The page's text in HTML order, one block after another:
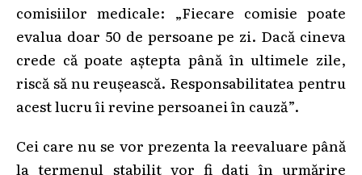
comisiilor medicale: „Fiecare comisie poate
evalua doar 50 de persoane pe zi. Dacă cineva
crede că poate aștepta până în ultimele zile,
riscă să nu reușească. Responsabilitatea pentru
acest lucru îi revine persoanei în cauză”.
Cei care nu se vor prezenta la reevaluare până
la termenul stabilit vor fi dați în urmărire